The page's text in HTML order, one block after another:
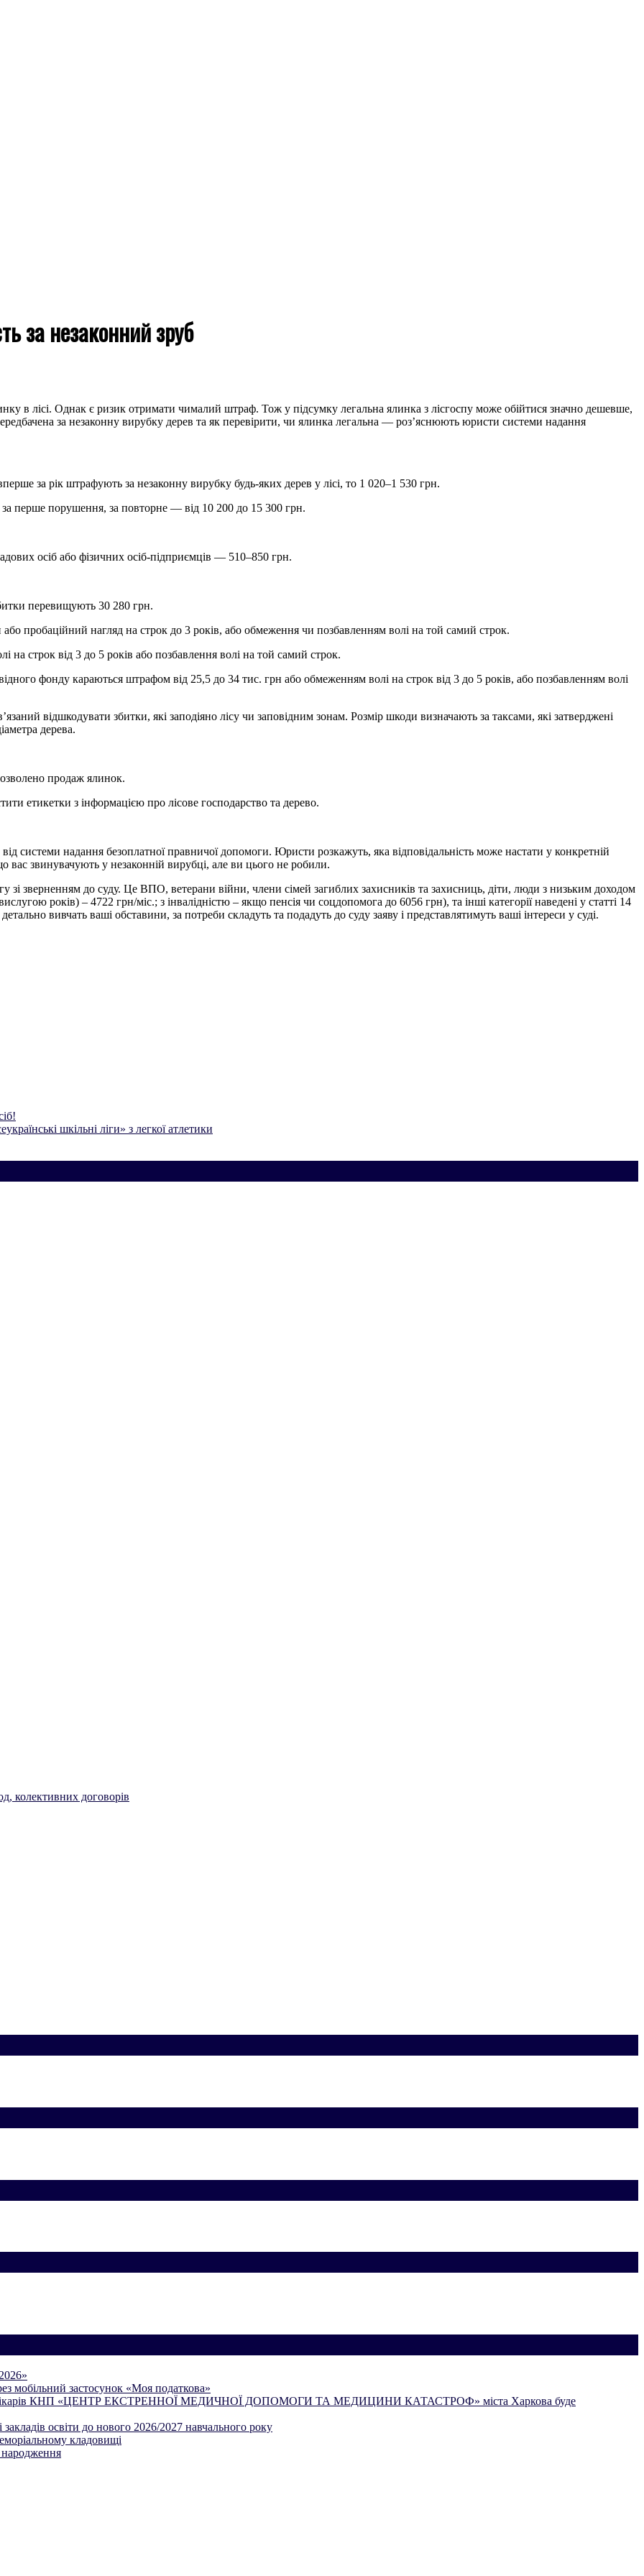
за незаконний зруб
в лісі. Однак є ризик отримати чималий штраф. Тож у підсумку легальна ялинка з лісгоспу може обійтися значно дешевше,
за незаконну вирубку дерев та як перевірити, чи ялинка легальна — роз’яснюють юристи системи надання
за рік штрафують за незаконну вирубку будь-яких дерев у лісі, то 1 020–1 530 грн.
перше порушення, за повторне — від 10 200 до 15 300 грн.
осіб або фізичних осіб-підприємців — 510–850 грн.
перевищують 30 280 грн.
пробаційний нагляд на строк до 3 років, або обмеження чи позбавленням волі на той самий строк.
строк від 3 до 5 років або позбавлення волі на той самий строк.
фонду караються штрафом від 25,5 до 34 тис. грн або обмеженням волі на строк від 3 до 5 років, або позбавленням волі
відшкодувати збитки, які заподіяно лісу чи заповідним зонам. Розмір шкоди визначають за таксами, які затверджені
дерева.
продаж ялинок.
етикетки з інформацією про лісове господарство та дерево.
системи надання безоплатної правничої допомоги. Юристи розкажуть, яка відповідальність може настати у конкретній
звинувачують у незаконній вирубці, але ви цього не робили.
зі зверненням до суду. Це ВПО, ветерани війни, члени сімей загиблих захисників та захисниць, діти, люди з низьким доходом
років) – 4722 грн/міс.; з інвалідністю – якщо пенсія чи соцдопомога до 6056 грн), та інші категорії наведені у статті 14
вивчать ваші обставини, за потреби складуть та подадуть до суду заяву і представлятимуть ваші інтереси у суді.
шкільні ліги» з легкої атлетики
колективних договорів
мобільний застосунок «Моя податкова»
лікарів КНП «ЦЕНТР ЕКСТРЕННОЇ МЕДИЧНОЇ ДОПОМОГИ ТА МЕДИЦИНИ КАТАСТРОФ» міста Харкова буде
освіти до нового 2026/2027 навчального року
кладовищі
народження